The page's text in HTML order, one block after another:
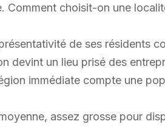
Comment choisit-on une
de ses résidents
devint un lieu prisé des
immédiate compte une
assez grosse pour